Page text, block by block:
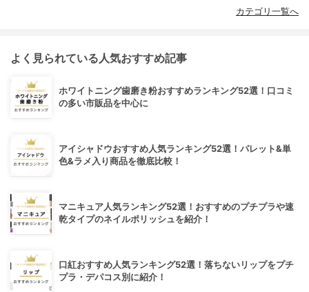
カテゴリ一覧へ
よく見られている人気おすすめ記事
ホワイトニング歯磨き粉おすすめランキング52選！口コミ
の多い市販品を中心に
アイシャドウおすすめ人気ランキング52選！パレット&単
色&ラメ入り商品を徹底比較！
マニキュア人気ランキング52選！おすすめのプチプラや速
乾タイプのネイルポリッシュを紹介！
口紅おすすめ人気ランキング52選！落ちないリップをプチ
プラ・デパコス別に紹介！